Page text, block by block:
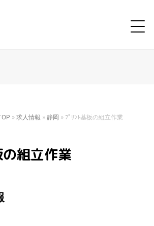
»求人情報 »静岡 » ﾌﾟﾘﾝﾄ基板の組立作業
の組立作業